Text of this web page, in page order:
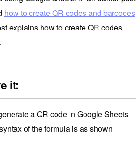
how to create QR codes and barcodes
explains how to create QR codes
it:
a QR code in Google Sheets
of the formula is as shown